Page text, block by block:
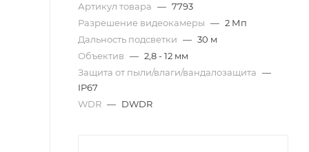
Артикул товара — 7793
Разрешение видеокамеры — 2 Мп
Дальность подсветки — 30 м
Объектив — 2,8 - 12 мм
Защита от пыли/влаги/вандалозащита —
IP67
WDR — DWDR